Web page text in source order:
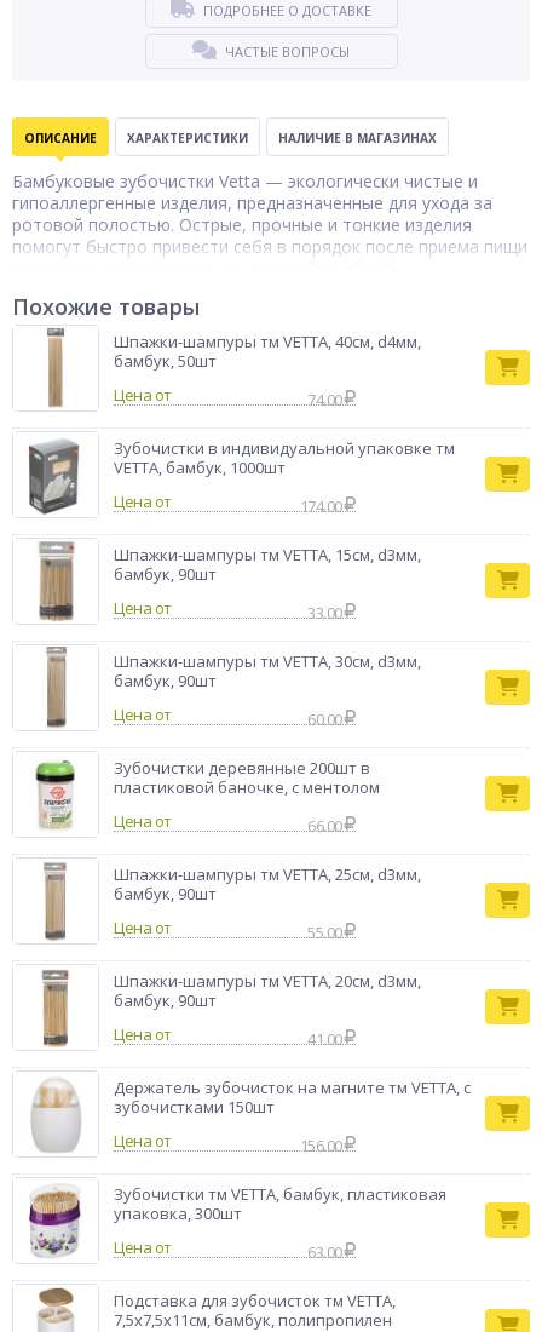
ПОДРОБНЕЕ О ДОСТАВКЕ
ЧАСТЫЕ ВОПРОСЫ
ОПИСАНИЕ ХАРАКТЕРИСТИКИ НАЛИЧИЕ В МАГАЗИНАХ
Бамбуковые зубочистки Vetta — экологически чистые и
гипоаллергенные изделия, предназначенные для ухода за
ротовой полостью. Острые, прочные и тонкие изделия
помогут быстро привести себя в порядок после приема пищи
мини-закусок: рулетов и канапе из фруктов, овощей, сыра и
мяса. Купить бамбуковые зубочистки Vetta можно в
пластиковой упаковке вместительностью 150 штук.
Бренд
Vetta
Похожие товары
Шпажки-шампуры тм VETTA, 40см, d4мм,
бамбук, 50шт
Цена от
74.00
Зубочистки в индивидуальной упаковке тм
VETTА, бамбук, 1000шт
Цена от
174.00
Шпажки-шампуры тм VETTA, 15см, d3мм,
бамбук, 90шт
Цена от
33.00
Шпажки-шампуры тм VETTA, 30см, d3мм,
бамбук, 90шт
Цена от
60.00
Зубочистки деревянные 200шт в
пластиковой баночке, с ментолом
Цена от
66.00
Шпажки-шампуры тм VETTA, 25см, d3мм,
бамбук, 90шт
Цена от
55.00
Шпажки-шампуры тм VETTA, 20см, d3мм,
бамбук, 90шт
Цена от
41.00
Держатель зубочисток на магните тм VETTA, с
зубочистками 150шт
Цена от
156.00
Зубочистки тм VETTA, бамбук, пластиковая
упаковка, 300шт
Цена от
63.00
Подставка для зубочисток тм VETTA,
7,5х7,5х11см, бамбук, полипропилен